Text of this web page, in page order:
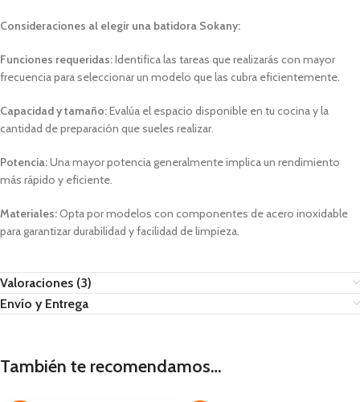
Consideraciones al elegir una batidora Sokany:
Funciones requeridas:Identifica las tareas que realizarás con mayor
frecuencia para seleccionar un modelo que las cubra eficientemente.
Capacidad y tamaño:Evalúa el espacio disponible en tu cocina y la
cantidad de preparación que sueles realizar.
Potencia:Una mayor potencia generalmente implica un rendimiento
más rápido y eficiente.
Materiales:Opta por modelos con componentes de acero inoxidable
para garantizar durabilidad y facilidad de limpieza.
Valoraciones (3)
Envío y Entrega
También te recomendamos…